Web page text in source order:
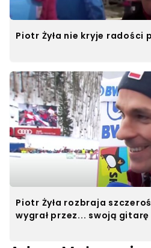
Piotr Żyła nie kryje radości
Piotr Żyła rozbraja
wygrał przez... swoją gitarę